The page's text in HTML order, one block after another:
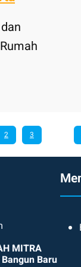
2 3
MITRA
Baru